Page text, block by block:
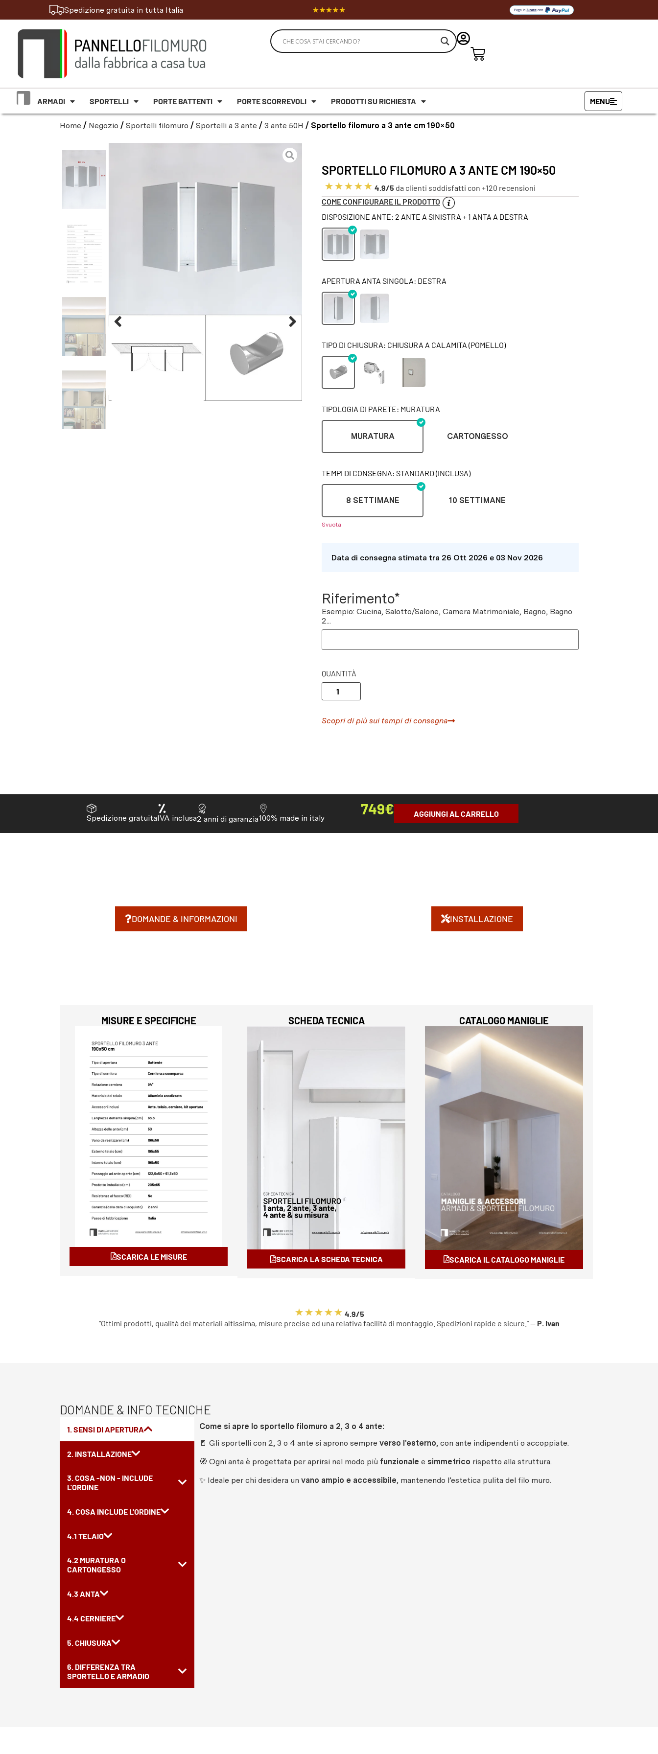
Spedizione gratuita in tutta Italia
ARMADI SPORTELLI PORTE BATTENTI PORTE SCORREVOLI PRODOTTI SU RICHIESTA MENU
Home / Negozio / Sportelli filomuro / Sportelli a 3 ante / 3 ante 50H / Sportello filomuro a 3 ante cm 190×50
SPORTELLO FILOMURO A 3 ANTE CM 190×50
4.9/5 da clienti soddisfatti con +120 recensioni
COME CONFIGURARE IL PRODOTTO
DISPOSIZIONE ANTE: 2 ANTE A SINISTRA + 1 ANTA A DESTRA
APERTURA ANTA SINGOLA: DESTRA
TIPO DI CHIUSURA: CHIUSURA A CALAMITA (POMELLO)
TIPOLOGIA DI PARETE: MURATURA
MURATURA CARTONGESSO
TEMPI DI CONSEGNA: STANDARD (INCLUSA)
8 SETTIMANE 10 SETTIMANE
Svuota
Data di consegna stimata tra 26 Ott 2026 e 03 Nov 2026
Riferimento*
Esempio: Cucina, Salotto/Salone, Camera Matrimoniale, Bagno, Bagno
2...
QUANTITÀ
Scopri di più sui tempi di consegna
Spedizione gratuitaIVA inclusa2 anni di garanzia100% made in italy
749€ AGGIUNGI AL CARRELLO
DOMANDE & INFORMAZIONI INSTALLAZIONE
MISURE E SPECIFICHE
SCARICA LE MISURE
SCHEDA TECNICA
SCARICA LA SCHEDA TECNICA
CATALOGO MANIGLIE
SCARICA IL CATALOGO MANIGLIE
4.9/5
“Ottimi prodotti, qualità dei materiali altissima, misure precise ed una relativa facilità di montaggio. Spedizioni rapide e sicure.” — P. Ivan
DOMANDE & INFO TECNICHE
1. SENSI DI APERTURA
2. INSTALLAZIONE
3. COSA -NON - INCLUDE
L'ORDINE
4. COSA INCLUDE L'ORDINE
4.1 TELAIO
4.2 MURATURA O
CARTONGESSO
4.3 ANTA
4.4 CERNIERE
5. CHIUSURA
6. DIFFERENZA TRA
SPORTELLO E ARMADIO
Come si apre lo sportello filomuro a 2, 3 o 4 ante:
🚪 Gli sportelli con 2, 3 o 4 ante si aprono sempre verso l’esterno, con ante indipendenti o accoppiate.
🧭 Ogni anta è progettata per aprirsi nel modo più funzionale e simmetrico rispetto alla struttura.
✨ Ideale per chi desidera un vano ampio e accessibile, mantenendo l’estetica pulita del filo muro.